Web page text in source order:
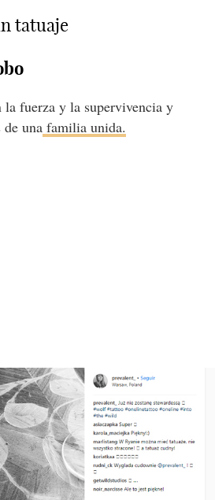
tatuaje
la fuerza y la supervivencia y
unafamilia unida.